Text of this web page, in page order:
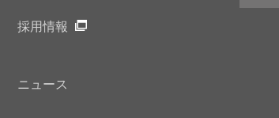
採用情報
ニュース